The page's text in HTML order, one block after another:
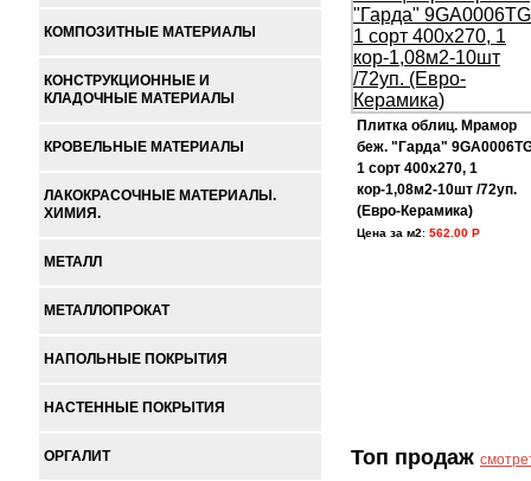
КОМПОЗИТНЫЕ МАТЕРИАЛЫ
КОНСТРУКЦИОННЫЕ И
КЛАДОЧНЫЕ МАТЕРИАЛЫ
КРОВЕЛЬНЫЕ МАТЕРИАЛЫ
ЛАКОКРАСОЧНЫЕ МАТЕРИАЛЫ.
ХИМИЯ.
МЕТАЛЛ
МЕТАЛЛОПРОКАТ
НАПОЛЬНЫЕ ПОКРЫТИЯ
НАСТЕННЫЕ ПОКРЫТИЯ
ОРГАЛИТ
Плитка облиц. Мрамор
беж. "Гарда"
1 сорт 400х270, 1
кор-1,08м2-10шт /72уп.
(Евро-Керамика)
Цена за м2: 562.00 Р
Топ продаж